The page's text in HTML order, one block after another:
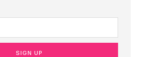
SIGN UP